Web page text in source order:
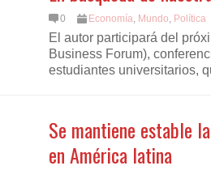
0 Economía Mundo Política
El autor participará del
Business Forum),
estudiantes universitarios,
Se mantiene estable
en América latina